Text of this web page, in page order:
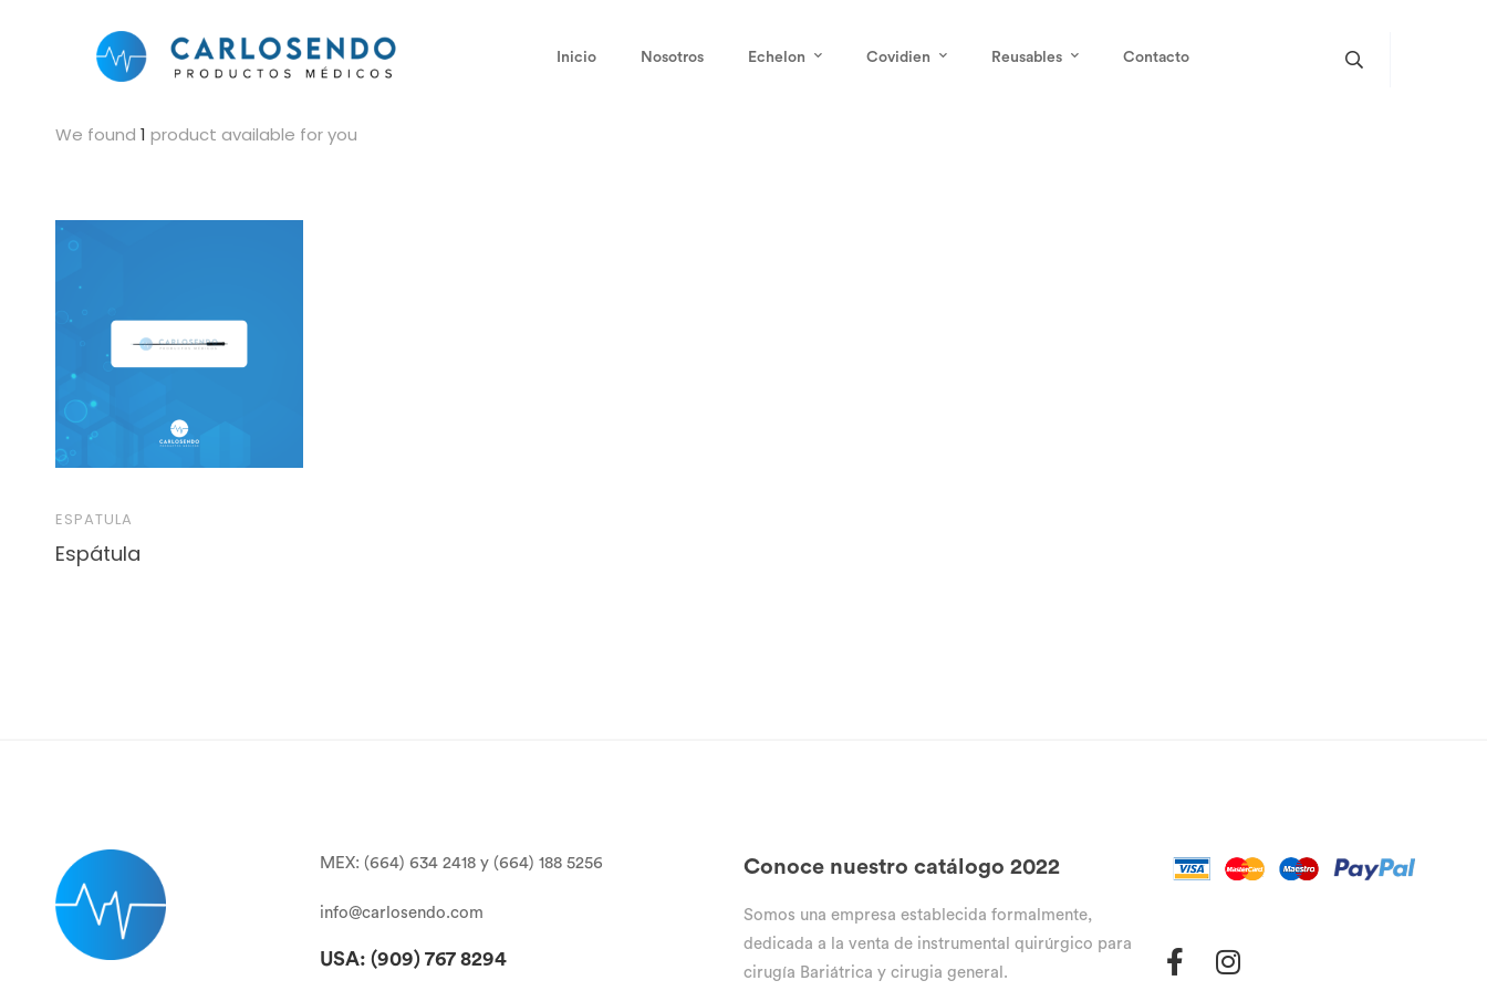
Inicio Nosotros Echelon Covidien Reusables Contacto
We found 1 product available for you
ESPATULA
Espátula
MEX: (664) 634 2418 y (664) 188 5256
info@carlosendo.com
USA: (909)767 8294
Conoce nuestro catálogo 2022
Somos una empresa establecida formalmente,
dedicada a la venta de instrumental quirúrgico para
cirugía Bariátrica y cirugia general.